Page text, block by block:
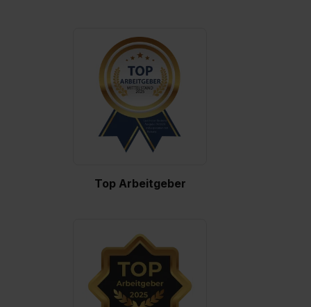
Top Arbeitgeber